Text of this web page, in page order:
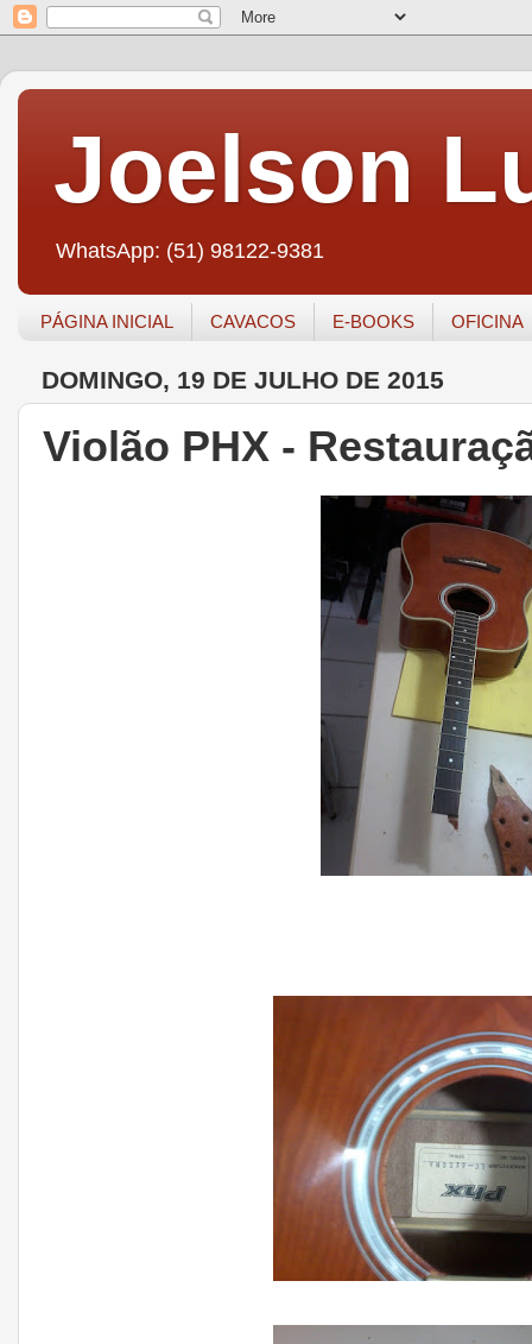
Joelson
WhatsApp: (51) 98122-9381
PÁGINA INICIAL CAVACOS E-BOOKS OFICINA
DOMINGO, 19 DE JULHO DE 2015
Violão PHX -